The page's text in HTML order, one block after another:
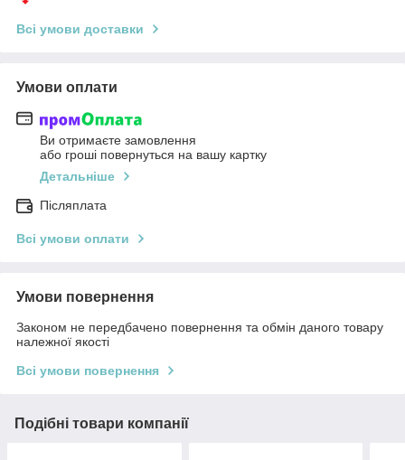
Всі умови доставки
Умови оплати
Ви отримаєте замовлення
або гроші повернуться на вашу картку
Детальніше
Післяплата
Всі умови оплати
Умови повернення
Законом не передбачено повернення та обмін даного товару
належної якості
Всі умови повернення
Подібні товари компанії